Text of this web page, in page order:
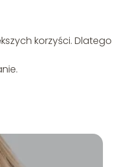
korzyści. Dlatego